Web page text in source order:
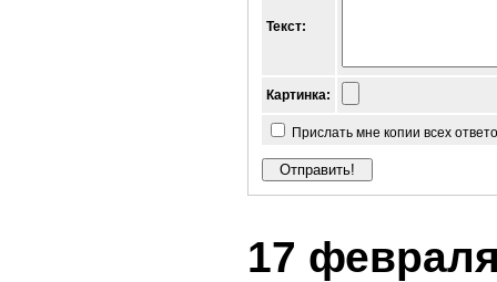
Текст:
Картинка:
Прислать мне копии всех
17